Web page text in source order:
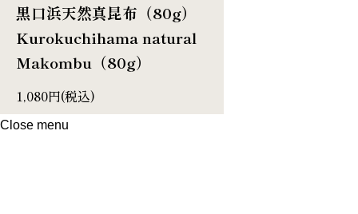
黒口浜天然真昆布（80g）
Kurokuchihama natural
Makombu（80g）
1,080円(税込)
Close menu